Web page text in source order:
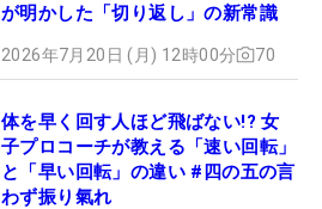
が明かした「切り返し」の新常識
2026年7月20日 (月) 12時00分 70
体を早く回す人ほど飛ばない!? 女
子プロコーチが教える「速い回転」
と「早い回転」の違い #四の五の言
わず振り氣れ